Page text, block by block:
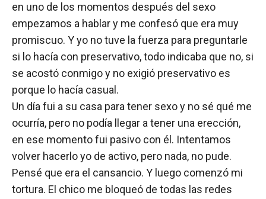
en uno de los momentos después del sexo
empezamos a hablar y me confesó que era muy
promiscuo. Y yo no tuve la fuerza para preguntarle
si lo hacía con preservativo, todo indicaba que no, si
se acostó conmigo y no exigió preservativo es
porque lo hacía casual.
Un día fui a su casa para tener sexo y no sé qué me
ocurría, pero no podía llegar a tener una erección,
en ese momento fui pasivo con él. Intentamos
volver hacerlo yo de activo, pero nada, no pude.
Pensé que era el cansancio. Y luego comenzó mi
tortura. El chico me bloqueó de todas las redes